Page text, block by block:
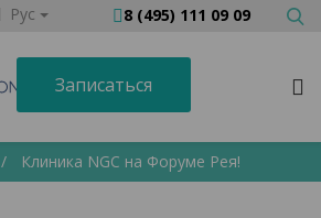
Рус 8 (495) 111 09 09
Записаться
Клиника NGC на Форуме Рея!